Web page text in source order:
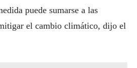
puede sumarse a las
el cambio climático, dijo el